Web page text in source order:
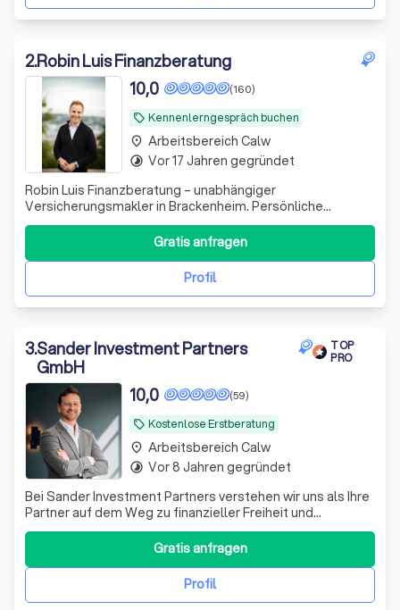
2.Robin Luis Finanzberatung
local_offer Kennenlerngespräch buchen
(160)
10,0
Robin Luis Finanzberatung – unabhängiger
Versicherungsmakler in Brackenheim. Persönliche
Beratung, maßgeschneiderte Lösungen und über 16 Jahre
Erfahrung für private und gewerbliche Versicherungen.
Profil
Gratis anfragen
place Arbeitsbereich Calw
timelapse Vor 17 Jahren gegründet
3.Sander Investment Partners
GmbH
TOP
PRO
local_offer Kostenlose Erstberatung
(59)
10,0
Bei Sander Investment Partners verstehen wir uns als Ihre
Partner auf dem Weg zu finanzieller Freiheit und
Sicherheit. Mit über einem Jahrzehnt Erfahrung im
Investmentbereich und einem engagierten Team aus
Experten bieten wir maßgeschneiderte Anlagestrategien,
die perfekt auf Ihre individuellen Bedü
Profil
Gratis anfragen
place Arbeitsbereich Calw
timelapse Vor 8 Jahren gegründet